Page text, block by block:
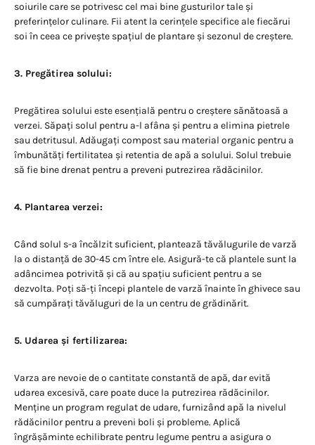
soiurile care se potrivesc cel mai bine gusturilor tale și
preferințelor culinare. Fii atent la cerințele specifice ale fiecărui
soi în ceea ce privește spațiul de plantare și sezonul de creștere.
3. Pregătirea solului:
Pregătirea solului este esențială pentru o creștere sănătoasă a
verzei. Săpați solul pentru a-l afâna și pentru a elimina pietrele
sau detritusul. Adăugați compost sau material organic pentru a
îmbunătăți fertilitatea și retentia de apă a solului. Solul trebuie
să fie bine drenat pentru a preveni putrezirea rădăcinilor.
4. Plantarea verzei:
Când solul s-a încălzit suficient, plantează tăvălugurile de varză
la o distanță de 30-45 cm între ele. Asigură-te că plantele sunt la
adâncimea potrivită și că au spațiu suficient pentru a se
dezvolta. Poți să-ți începi plantele de varză înainte în ghivece sau
să cumpărați tăvăluguri de la un centru de grădinărit.
5. Udarea și fertilizarea:
Varza are nevoie de o cantitate constantă de apă, dar evită
udarea excesivă, care poate duce la putrezirea rădăcinilor.
Menține un program regulat de udare, furnizând apă la nivelul
rădăcinilor pentru a preveni boli și probleme. Aplică
îngrășăminte echilibrate pentru legume pentru a asigura o